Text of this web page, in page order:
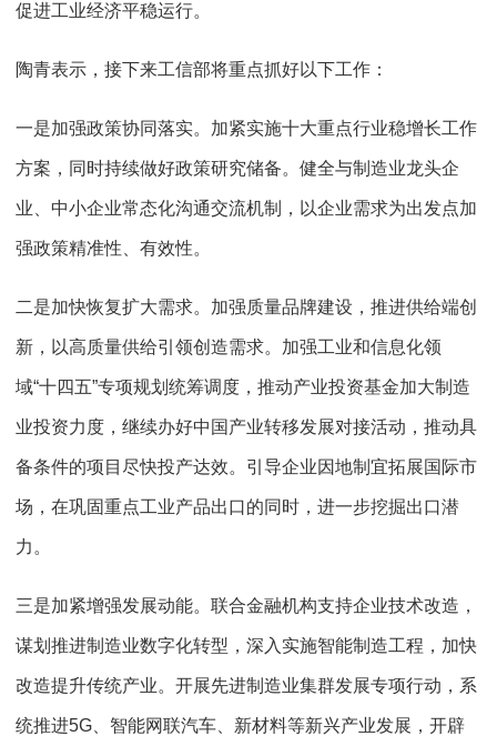
促进工业经济平稳运行。
陶青表示，接下来工信部将重点抓好以下工作：
一是加强政策协同落实。加紧实施十大重点行业稳增长工作
方案，同时持续做好政策研究储备。健全与制造业龙头企
业、中小企业常态化沟通交流机制，以企业需求为出发点加
强政策精准性、有效性。
二是加快恢复扩大需求。加强质量品牌建设，推进供给端创
新，以高质量供给引领创造需求。加强工业和信息化领
域“十四五”专项规划统筹调度，推动产业投资基金加大制造
业投资力度，继续办好中国产业转移发展对接活动，推动具
备条件的项目尽快投产达效。引导企业因地制宜拓展国际市
场，在巩固重点工业产品出口的同时，进一步挖掘出口潜
力。
三是加紧增强发展动能。联合金融机构支持企业技术改造，
谋划推进制造业数字化转型，深入实施智能制造工程，加快
改造提升传统产业。开展先进制造业集群发展专项行动，系
统推进5G、智能网联汽车、新材料等新兴产业发展，开辟